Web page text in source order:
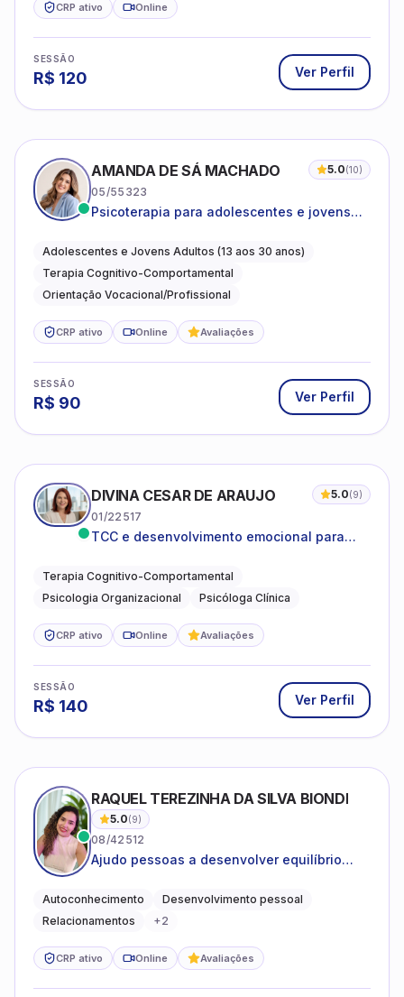
CRP ativo Online
SESSÃO
R$ 120 Ver Perfil
AMANDA DE SÁ MACHADO 5.0(10)
05/55323
Psicoterapia para adolescentes e jovens
autoestima, relações e orientação
profissional
Adolescentes e Jovens Adultos (13 aos 30 anos)
Terapia Cognitivo-Comportamental
Orientação Vocacional/Profissional
CRP ativo Online Avaliações
SESSÃO
R$ 90 Ver Perfil
DIVINA CESAR DE ARAUJO 5.0(9)
01/22517
TCC e desenvolvimento emocional para
Terapia Cognitivo-Comportamental
Psicologia Organizacional
Psicóloga Clínica
CRP ativo Online Avaliações
SESSÃO
R$ 140 Ver Perfil
RAQUEL TEREZINHA DA SILVA BIONDI
5.0(9)
08/42512
Ajudo pessoas a desenvolver equilíbrio
Autoconhecimento
Desenvolvimento pessoal
Relacionamentos
+2
CRP ativo Online Avaliações